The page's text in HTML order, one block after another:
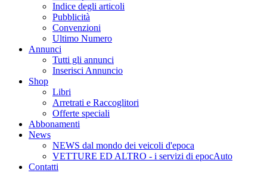
Indice degli articoli
Pubblicità
Convenzioni
Ultimo Numero
Annunci
Tutti gli annunci
Inserisci Annuncio
Shop
Libri
Arretrati e Raccoglitori
Offerte speciali
Abbonamenti
News
NEWS dal mondo dei veicoli d'epoca
VETTURE ED ALTRO - i servizi di epocAuto
Contatti